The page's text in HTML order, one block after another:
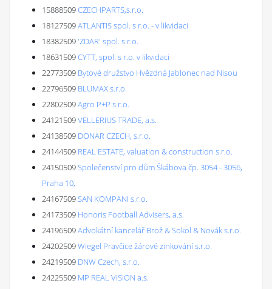
15888509CZECHPARTS,s.r.o.
18127509ATLANTIS spol. s r.o. - v likvidaci
18382509'ZDAR' spol. s r.o.
18631509CYTT, spol. s r.o. v likvidaci
22773509 Bytové družstvo Hvězdná Jablonec nad Nisou
22796509 BLUMAX s.r.o.
22802509Agro P+P s.r.o.
24121509VELLERIUS TRADE, a.s.
24138509 DONAR CZECH, s.r.o.
24144509 REAL ESTATE, valuation & construction s.r.o.
24150509Společenství pro dům Škábova čp. 3054 - 3056,
Praha 10,
24167509SAN KOMPANI s.r.o.
24173509 Honoris Football Advisers, a.s.
24196509Advokátní kancelář Brož & Sokol & Novák s.r.o.
24202509Wiegel Pravčice žárové zinkování s.r.o.
24219509 DNW Czech, s.r.o.
24225509 MP REAL VISION a.s.